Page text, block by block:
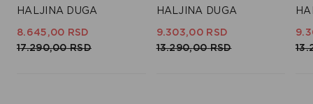
HALJINA DUGA
8.645,00 RSD
17.290,00 RSD
HALJINA DUGA
9.303,00 RSD
13.290,00 RSD